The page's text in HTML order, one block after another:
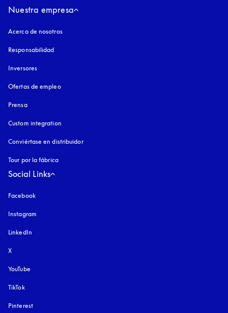
Nuestra empresa
Acerca de nosotros
Responsabilidad
Inversores
Ofertas de empleo
Prensa
Custom integration
Conviértase en distribuidor
Tour por la fábrica
Social Links
Facebook
Instagram
LinkedIn
X
YouTube
TikTok
Pinterest